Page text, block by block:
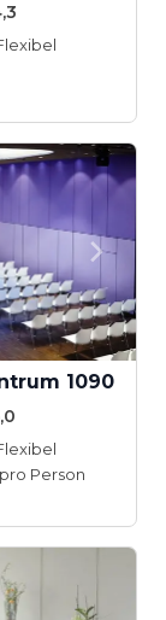
1090
Person